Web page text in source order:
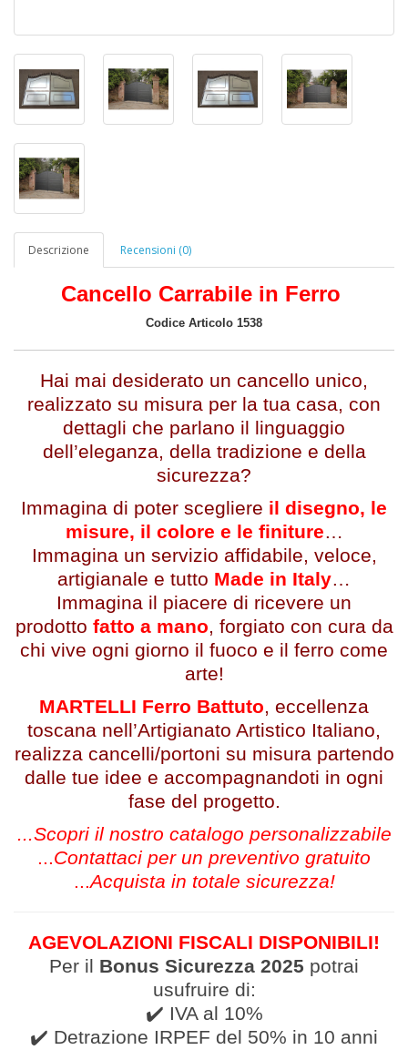
Descrizione Recensioni (0)
Cancello Carrabile in Ferro
Codice Articolo 1538
Hai mai desiderato un cancello unico,
realizzato su misura per la tua casa, con
dettagli che parlano il linguaggio
dell’eleganza, della tradizione e della
sicurezza?
Immagina di poter scegliere il disegno, le
misure, il colore e le finiture…
Immagina un servizio affidabile, veloce,
artigianale e tutto Made in Italy…
Immagina il piacere di ricevere un
prodotto fatto a mano, forgiato con cura da
chi vive ogni giorno il fuoco e il ferro come
arte!
MARTELLI Ferro Battuto, eccellenza
toscana nell’Artigianato Artistico Italiano,
realizza cancelli/portoni su misura partendo
dalle tue idee e accompagnandoti in ogni
fase del progetto.
...Scopri il nostro catalogo personalizzabile
...Contattaci per un preventivo gratuito
...Acquista in totale sicurezza!
AGEVOLAZIONI FISCALI DISPONIBILI!
Per il Bonus Sicurezza 2025 potrai
usufruire di:
✔️ IVA al 10%
✔️ Detrazione IRPEF del 50% in 10 anni